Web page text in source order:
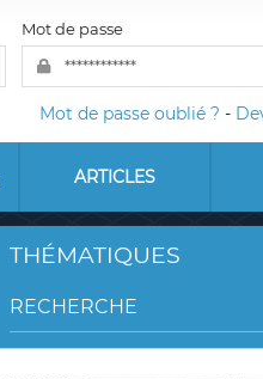
Mot de passe
Mot de passe oublié ? -
ARTICLES
THÉMATIQUES